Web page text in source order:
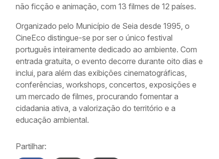
não ficção e animação, com 13 filmes de 12 países.
Organizado pelo Município de Seia desde 1995, o
CineEco distingue-se por ser o único festival
português inteiramente dedicado ao ambiente. Com
entrada gratuita, o evento decorre durante oito dias e
inclui, para além das exibições cinematográficas,
conferências, workshops, concertos, exposições e
um mercado de filmes, procurando fomentar a
cidadania ativa, a valorização do território e a
educação ambiental.
Partilhar: